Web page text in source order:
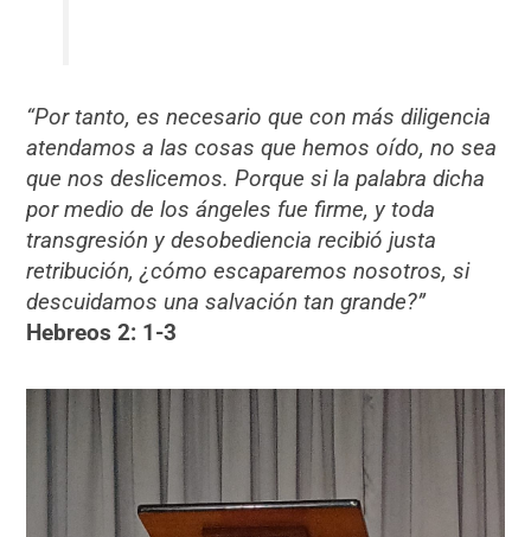
“Por tanto, es necesario que con más diligencia
atendamos a las cosas que hemos oído, no sea
que nos deslicemos. Porque si la palabra dicha
por medio de los ángeles fue firme, y toda
transgresión y desobediencia recibió justa
retribución, ¿cómo escaparemos nosotros, si
descuidamos una salvación tan grande?”
Hebreos 2: 1-3